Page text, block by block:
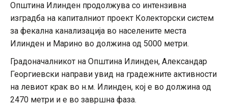
Општина Илинден продолжува со интензивна
изградба на капиталниот проект Колекторски систем
за фекална канализација во населените места
Илинден и Марино во должина од 5000 метри.
Градоначалникот на Општина Илинден, Александар
Георгиевски направи увид на градежните активности
на левиот крак во н.м. Илинден, кој е во должина од
2470 метри и е во завршна фаза.